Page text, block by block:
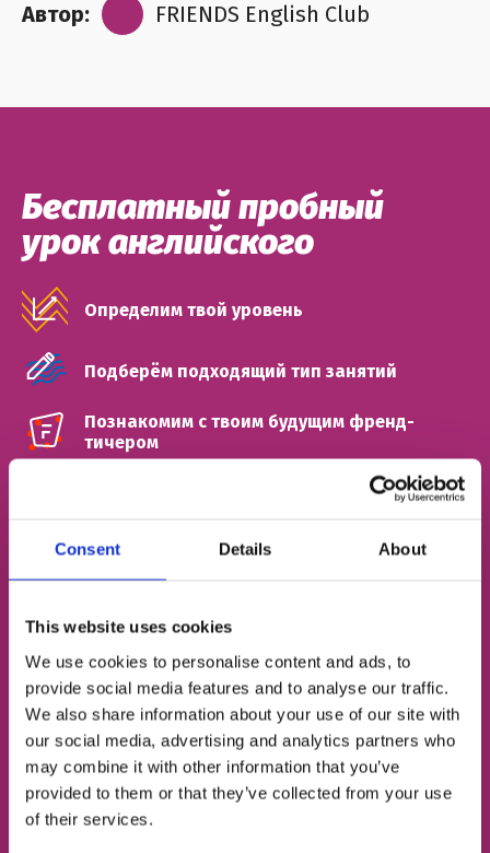
Consent Details About
This website uses cookies
We use cookies to personalise content and ads, to
provide social media features and to analyse our traffic.
We also share information about your use of our site with
our social media, advertising and analytics partners who
may combine it with other information that you’ve
provided to them or that they’ve collected from your use
of their services.
Автор:
FRIENDS English Club
Бесплатный пробный
урок английского
Определим твой уровень
Подберём подходящий тип занятий
Познакомим с твоим будущим френд-
тичером
ЭЛЕКТРОННАЯ ПОЧТА
Согласен с политикой конфиденциальности